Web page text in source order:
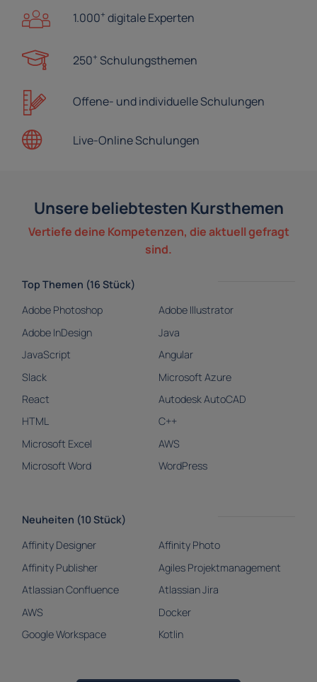
1.000+ digitale Experten
250+ Schulungsthemen
Offene- undindividuelle Schulungen
Live-OnlineSchulungen
Unsere beliebtesten Kursthemen
Vertiefe deine Kompetenzen, die aktuell gefragt
sind.
Top Themen (16 Stück)
Adobe Photoshop
Adobe Illustrator
Adobe InDesign
Java
JavaScript
Angular
Slack
Microsoft Azure
React
Autodesk AutoCAD
HTML
C++
Microsoft Excel
AWS
Microsoft Word
WordPress
Neuheiten (10 Stück)
Affinity Designer
Affinity Photo
Affinity Publisher
Agiles Projektmanagement
Atlassian Confluence
Atlassian Jira
AWS
Docker
Google Workspace
Kotlin